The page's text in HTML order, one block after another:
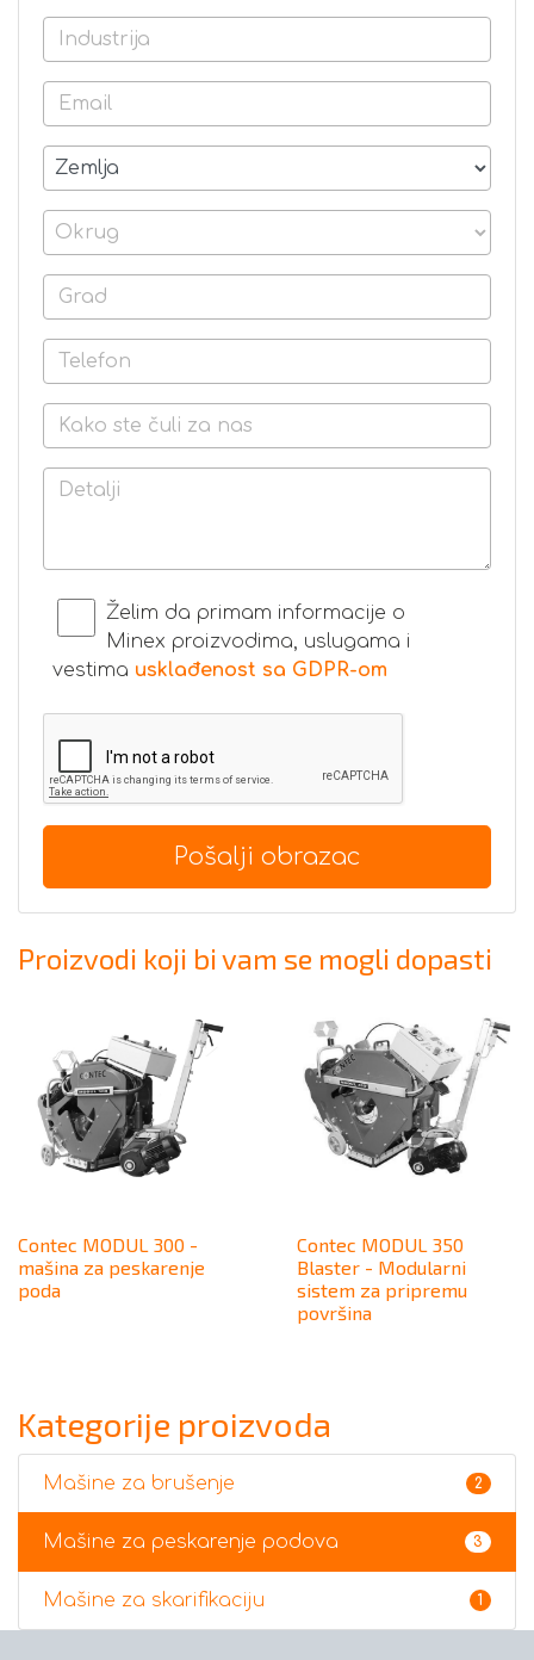
Želim da primam informacije o
Minex proizvodima, uslugama i
vestima usklađenost sa GDPR-om
Pošalji obrazac
Proizvodi koji bi vam se mogli dopasti
Contec MODUL 300 -
mašina za peskarenje
poda
Contec MODUL 350
Blaster - Modularni
sistem za pripremu
površina
Kategorije proizvoda
Mašine za brušenje 2
Mašine za peskarenje podova 3
Mašine za skarifikaciju 1